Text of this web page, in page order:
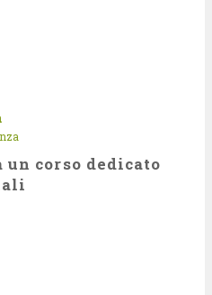
corso dedicato